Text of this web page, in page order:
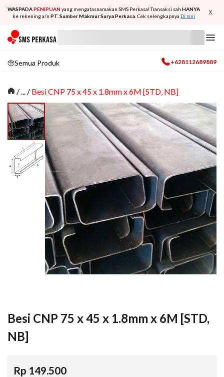
WASPADAPENIPUAN yang mengatasnamakan SMS Perkasa! Transaksi sah HANYA
ke rekening a/n PT. Sumber Makmur Surya Perkasa . Cek selengkapnya Di sini X
Semua Produk +628112689889
/... / Besi CNP 75 x 45 x 1.8mm x 6M [STD, NB]
Besi CNP 75 x 45 x 1.8mm x 6M [STD,
NB]
Rp 149.500